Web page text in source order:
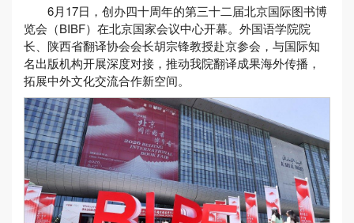
6月17日，创办四十周年的第三十二届北京国际图书博
览会（BIBF）在北京国家会议中心开幕。外国语学院院
长、陕西省翻译协会会长胡宗锋教授赴京参会，与国际知
名出版机构开展深度对接，推动我院翻译成果海外传播，
拓展中外文化交流合作新空间。